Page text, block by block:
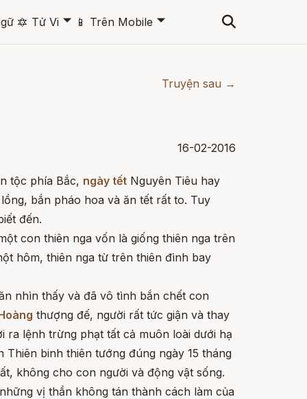
🔯 Tử Vi 🞃 📱 Trên Mobile 🞃
Truyện sau →
16-02-2016
tộc phía Bắc, ngày tết Nguyên Tiêu hay
bắn pháo hoa và ăn tết rất to. Tuy
đến.
con thiên nga vốn là giống thiên nga trên
hôm, thiên nga từ trên thiên đình bay
nhìn thấy và đã vô tình bắn chết con
thượng đế, người rất tức giận và thay
ra lệnh trừng phạt tất cả muôn loài dưới hạ
Thiên binh thiên tướng đúng ngày 15 tháng
không cho con người và động vật sống.
vị thần không tán thành cách làm của